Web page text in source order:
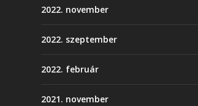
2022. november
2022. szeptember
2022. február
2021. november